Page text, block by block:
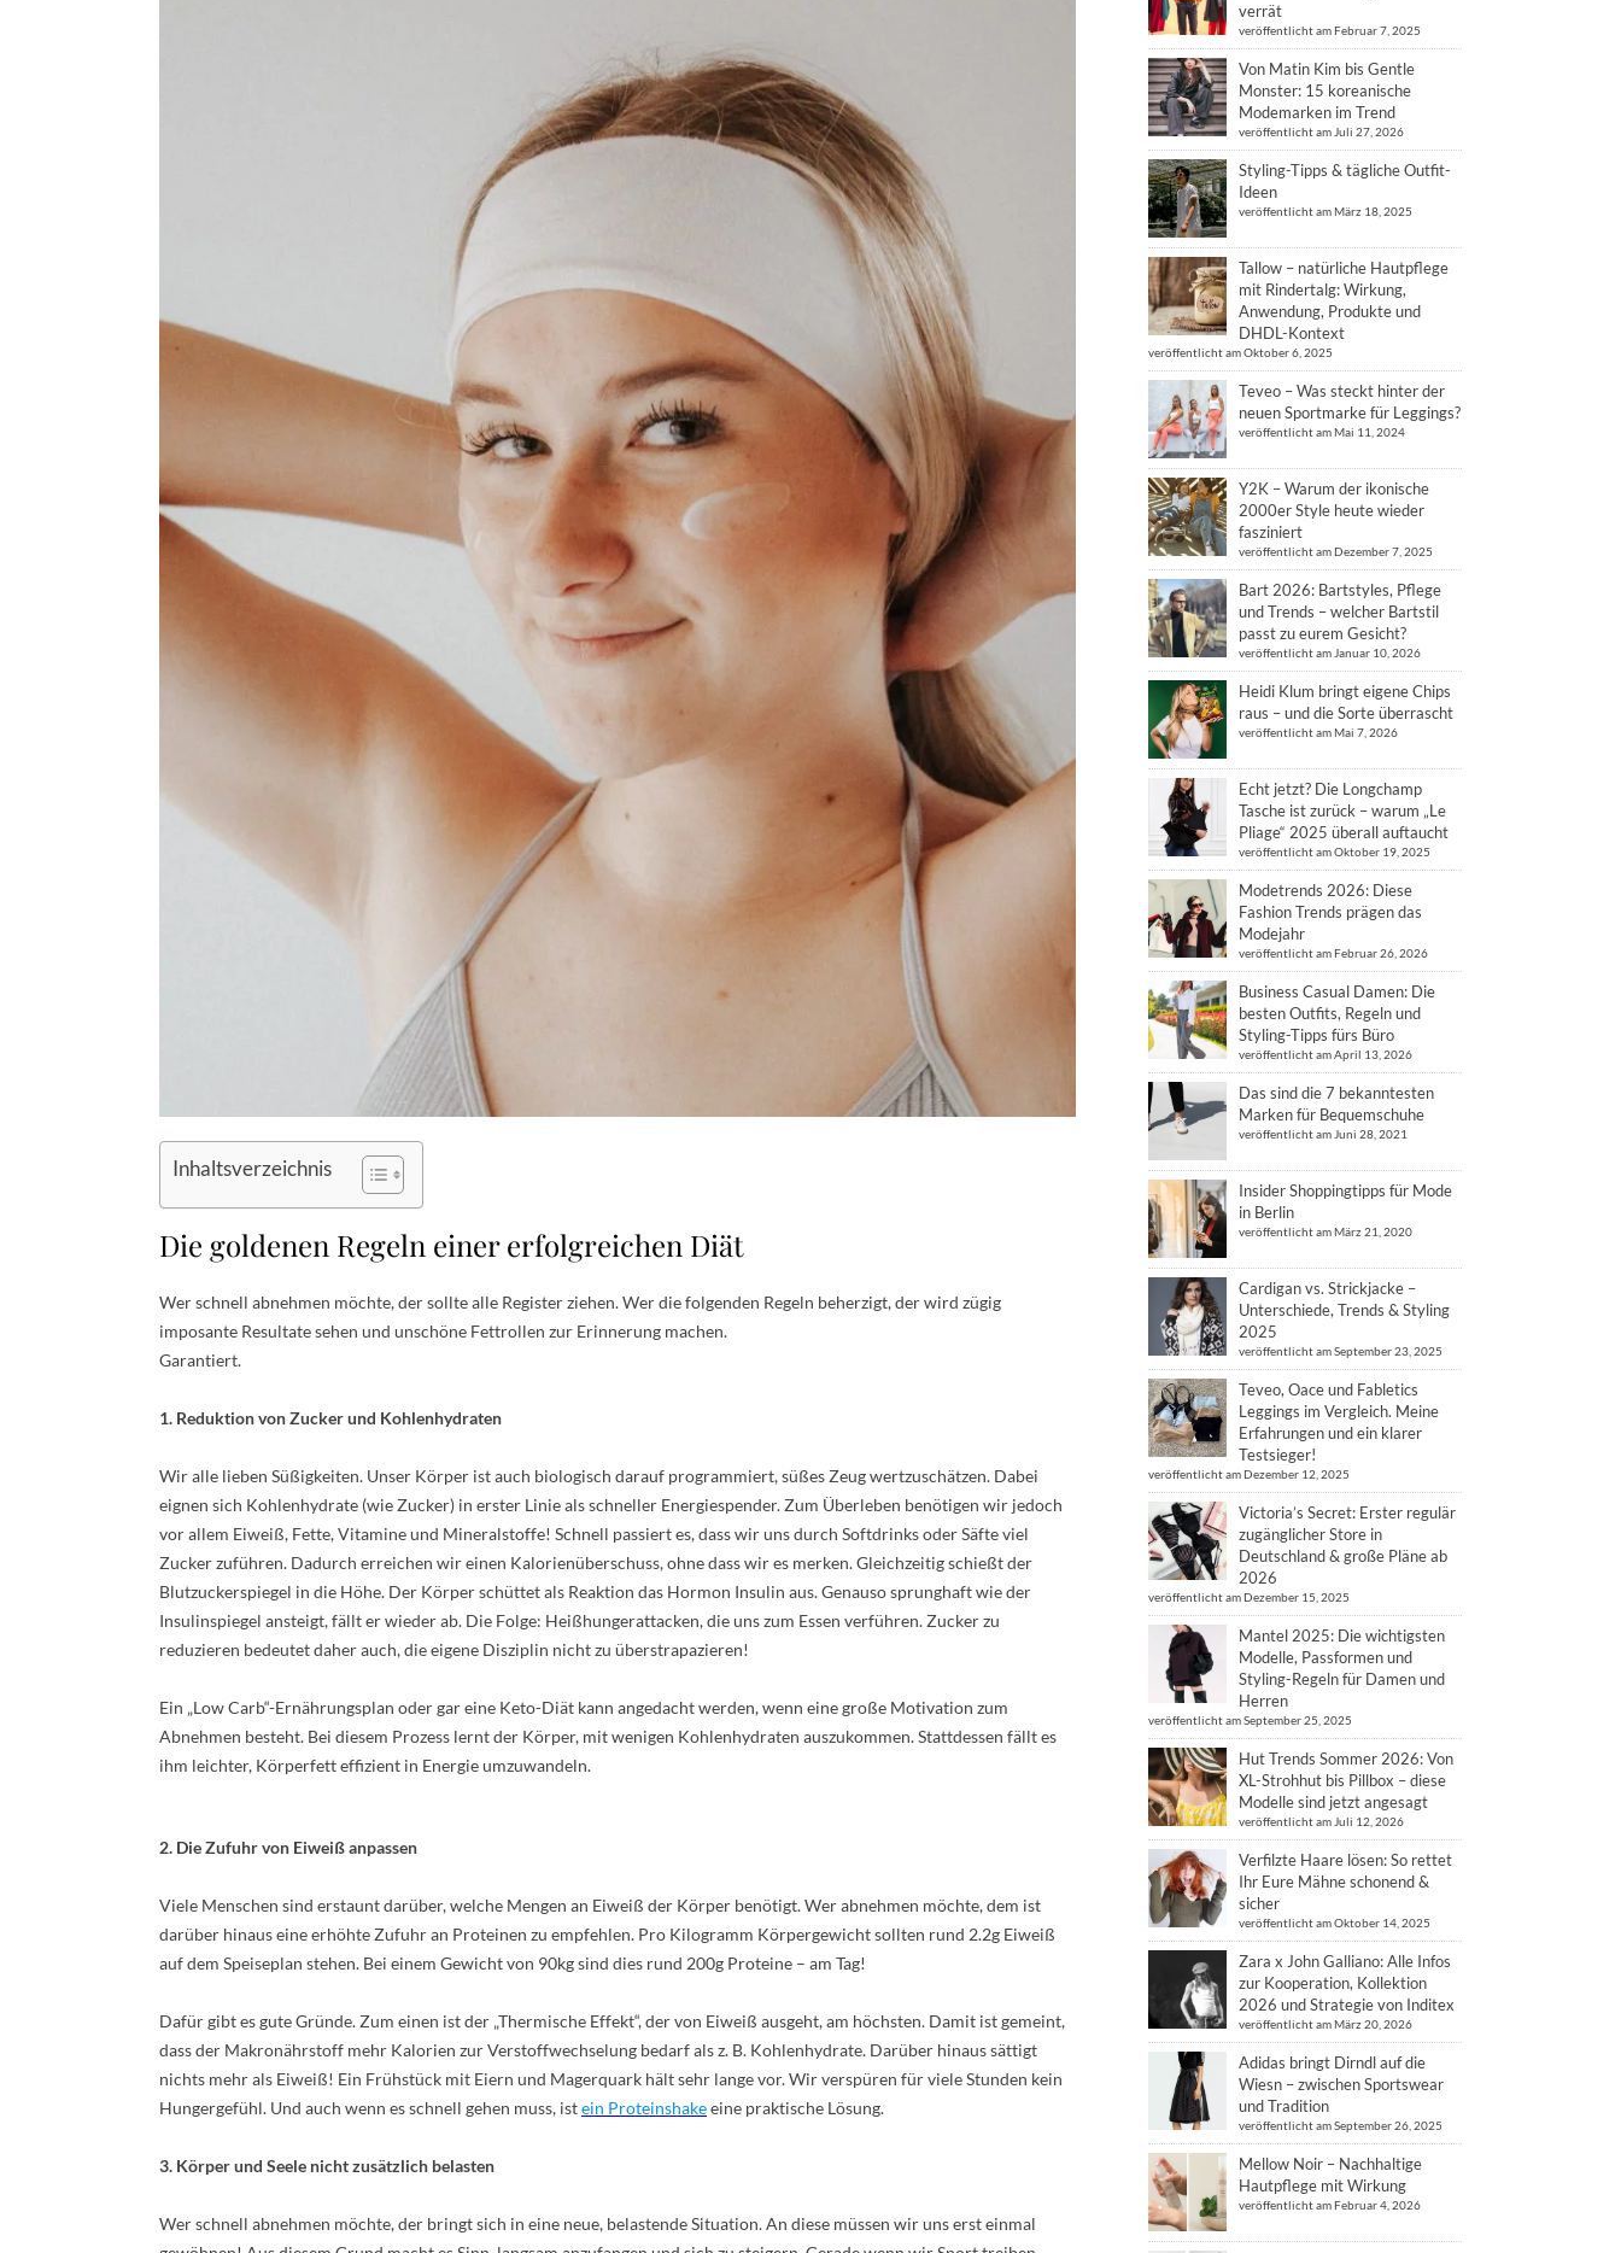
Inhaltsverzeichnis
Die goldenen Regeln einer erfolgreichen Diät
Wer schnell abnehmen möchte, der sollte alle Register ziehen. Wer die folgenden Regeln beherzigt, der wird zügig
imposante Resultate sehen und unschöne Fettrollen zur Erinnerung machen.
Garantiert.
1. Reduktion von Zucker und Kohlenhydraten
Wir alle lieben Süßigkeiten. Unser Körper ist auch biologisch darauf programmiert, süßes Zeug wertzuschätzen. Dabei
eignen sich Kohlenhydrate (wie Zucker) in erster Linie als schneller Energiespender. Zum Überleben benötigen wir jedoch
vor allem Eiweiß, Fette, Vitamine und Mineralstoffe! Schnell passiert es, dass wir uns durch Softdrinks oder Säfte viel
Zucker zuführen. Dadurch erreichen wir einen Kalorienüberschuss, ohne dass wir es merken. Gleichzeitig schießt der
Blutzuckerspiegel in die Höhe. Der Körper schüttet als Reaktion das Hormon Insulin aus. Genauso sprunghaft wie der
Insulinspiegel ansteigt, fällt er wieder ab. Die Folge: Heißhungerattacken, die uns zum Essen verführen. Zucker zu
reduzieren bedeutet daher auch, die eigene Disziplin nicht zu überstrapazieren!
Ein „Low Carb“-Ernährungsplan oder gar eine Keto-Diät kann angedacht werden, wenn eine große Motivation zum
Abnehmen besteht. Bei diesem Prozess lernt der Körper, mit wenigen Kohlenhydraten auszukommen. Stattdessen fällt es
ihm leichter, Körperfett effizient in Energie umzuwandeln.
2. Die Zufuhr von Eiweiß anpassen
Viele Menschen sind erstaunt darüber, welche Mengen an Eiweiß der Körper benötigt. Wer abnehmen möchte, dem ist
darüber hinaus eine erhöhte Zufuhr an Proteinen zu empfehlen. Pro Kilogramm Körpergewicht sollten rund 2.2g Eiweiß
auf dem Speiseplan stehen. Bei einem Gewicht von 90kg sind dies rund 200g Proteine – am Tag!
Dafür gibt es gute Gründe. Zum einen ist der „Thermische Effekt“, der von Eiweiß ausgeht, am höchsten. Damit ist gemeint,
dass der Makronährstoff mehr Kalorien zur Verstoffwechselung bedarf als z. B. Kohlenhydrate. Darüber hinaus sättigt
nichts mehr als Eiweiß! Ein Frühstück mit Eiern und Magerquark hält sehr lange vor. Wir verspüren für viele Stunden kein
Hungergefühl. Und auch wenn es schnell gehen muss, istein Proteinshakeeine praktische Lösung.
3. Körper und Seele nicht zusätzlich belasten
Wer schnell abnehmen möchte, der bringt sich in eine neue, belastende Situation. An diese müssen wir uns erst einmal
verrät
veröffentlicht am Februar 7, 2025
Von Matin Kim bis Gentle
Monster: 15 koreanische
Modemarken im Trend
veröffentlicht am Juli 27, 2026
Styling-Tipps & tägliche Outfit-
Ideen
veröffentlicht am März 18, 2025
Tallow – natürliche Hautpflege
mit Rindertalg: Wirkung,
Anwendung, Produkte und
DHDL-Kontext
veröffentlicht am Oktober 6, 2025
Teveo – Was steckt hinter der
neuen Sportmarke für Leggings?
veröffentlicht am Mai 11, 2024
Y2K – Warum der ikonische
2000er Style heute wieder
fasziniert
veröffentlicht am Dezember 7, 2025
Bart 2026: Bartstyles, Pflege
und Trends – welcher Bartstil
passt zu eurem Gesicht?
veröffentlicht am Januar 10, 2026
Heidi Klum bringt eigene Chips
raus – und die Sorte überrascht
veröffentlicht am Mai 7, 2026
Echt jetzt? Die Longchamp
Tasche ist zurück – warum „Le
Pliage“ 2025 überall auftaucht
veröffentlicht am Oktober 19, 2025
Modetrends 2026: Diese
Fashion Trends prägen das
Modejahr
veröffentlicht am Februar 26, 2026
Business Casual Damen: Die
besten Outfits, Regeln und
Styling-Tipps fürs Büro
veröffentlicht am April 13, 2026
Das sind die 7 bekanntesten
Marken für Bequemschuhe
veröffentlicht am Juni 28, 2021
Insider Shoppingtipps für Mode
in Berlin
veröffentlicht am März 21, 2020
Cardigan vs. Strickjacke –
Unterschiede, Trends & Styling
2025
veröffentlicht am September 23, 2025
Teveo, Oace und Fabletics
Leggings im Vergleich. Meine
Erfahrungen und ein klarer
Testsieger!
veröffentlicht am Dezember 12, 2025
Victoria’s Secret: Erster regulär
zugänglicher Store in
Deutschland & große Pläne ab
2026
veröffentlicht am Dezember 15, 2025
Mantel 2025: Die wichtigsten
Modelle, Passformen und
Styling-Regeln für Damen und
Herren
veröffentlicht am September 25, 2025
Hut Trends Sommer 2026: Von
XL-Strohhut bis Pillbox – diese
Modelle sind jetzt angesagt
veröffentlicht am Juli 12, 2026
Verfilzte Haare lösen: So rettet
Ihr Eure Mähne schonend &
sicher
veröffentlicht am Oktober 14, 2025
Zara x John Galliano: Alle Infos
zur Kooperation, Kollektion
2026 und Strategie von Inditex
veröffentlicht am März 20, 2026
Adidas bringt Dirndl auf die
Wiesn – zwischen Sportswear
und Tradition
veröffentlicht am September 26, 2025
Mellow Noir – Nachhaltige
Hautpflege mit Wirkung
veröffentlicht am Februar 4, 2026